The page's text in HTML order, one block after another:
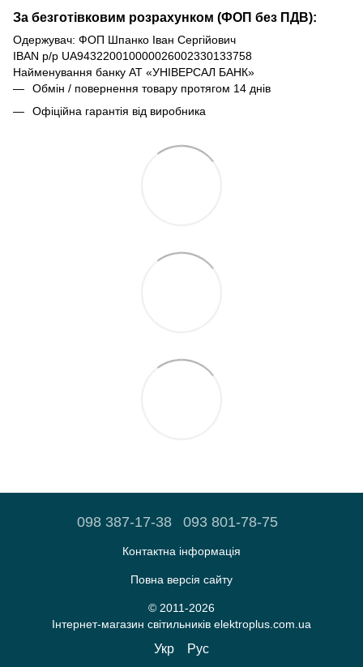
За безготівковим розрахунком (ФОП без ПДВ):
Одержувач: ФОП Шпанко Іван Сергійович
IBAN р/р UA943220010000026002330133758
Найменування банку АТ «УНІВЕРСАЛ БАНК»
Обмін / повернення товару протягом 14 днів
Офіційна гарантія від виробника
098 387-17-38 093 801-78-75
Контактна інформація
Повна версія сайту
© 2011-2026
Iнтернет-магазин світильників elektroplus.com.ua
Укр Рус